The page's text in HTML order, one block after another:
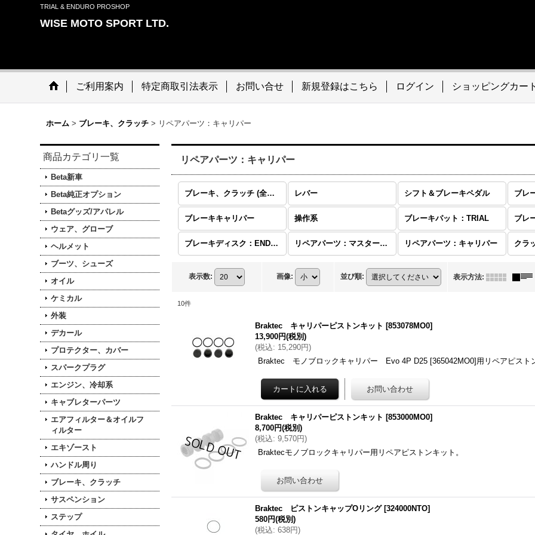
TRIAL & ENDURO PROSHOP
WISE MOTO SPORT LTD.
ご利用案内 特定商取引法表示 お問い合せ 新規登録はこちら ログイン ショッピングカート
ホーム > ブレーキ、クラッチ > リペアパーツ：キャリパー
商品カテゴリ一覧
Beta新車
Beta純正オプション
Betaグッズ/アパレル
ウェア、グローブ
ヘルメット
ブーツ、シューズ
オイル
ケミカル
外装
デカール
プロテクター、カバー
スパークプラグ
エンジン、冷却系
キャブレターパーツ
エアフィルター＆オイルフ
ィルター
エキゾースト
ハンドル周り
ブレーキ、クラッチ
サスペンション
ステップ
リペアパーツ：キャリパー
ブレーキ、クラッチ (全商品) レバー シフト＆ブレーキペダル
ブレーキキャリパー 操作系 ブレーキパット：TRIAL
ブレーキディスク：ENDURO/MOTOCROSS リペアパーツ：マスターシリンダー リペアパーツ：キャリパー
表示数: 画像: 並び順: 表示方法:
10件
Braktec キャリパーピストンキット [853078MO0]
13,900円(税別)
(税込: 15,290円)
Braktec モノブロックキャリパー Evo 4P D25 [365042MO0]用リペアピスト
Braktec キャリパーピストンキット [853000MO0]
8,700円(税別)
(税込: 9,570円)
Braktecモノブロックキャリパー用リペアピストンキット。
Braktec ピストンキャップOリング [324000NTO]
580円(税別)
(税込: 638円)